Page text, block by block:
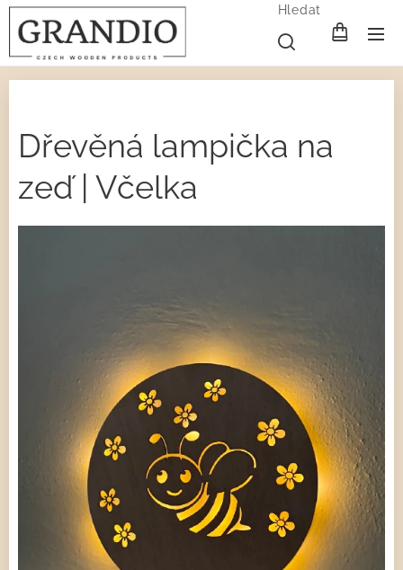
Hledat
Dřevěná lampička na
zeď | Včelka